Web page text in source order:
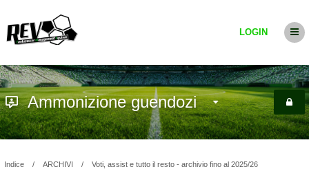
LOGIN
Ammonizione guendozi
Indice ARCHIVI Voti, assist e tutto il resto - archivio fino al 2025/26